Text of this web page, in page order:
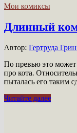
Мои комиксы
Длинный
Автор: Гертруда
По превью это может
про кота.
пыталась его таким
Длинный
Читайте далее